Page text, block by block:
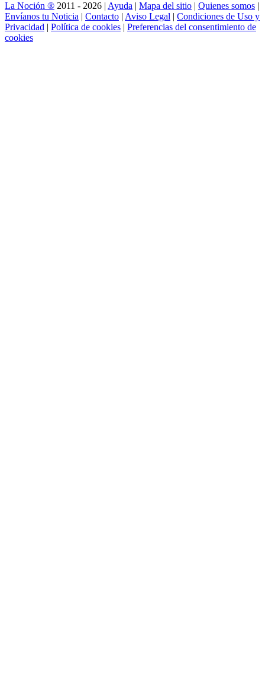
La Noción ® 2011 - 2026 | Ayuda | Mapa del sitio | Quienes somos |
Envíanos tu Noticia | Contacto | Aviso Legal | Condiciones de Uso y
Privacidad | Política de cookies | Preferencias del consentimiento de
cookies